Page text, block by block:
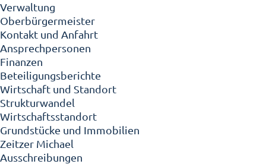
Verwaltung
Oberbürgermeister
Kontakt und Anfahrt
Ansprechpersonen
Finanzen
Beteiligungsberichte
Wirtschaft und Standort
Strukturwandel
Wirtschaftsstandort
Grundstücke und Immobilien
Zeitzer Michael
Ausschreibungen